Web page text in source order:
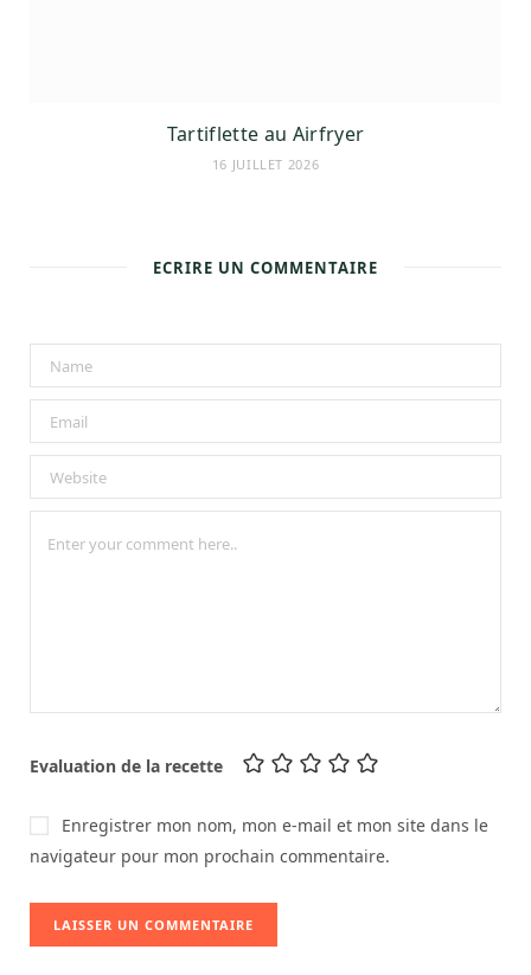
Tartiflette au Airfryer
16 JUILLET 2026
ECRIRE UN COMMENTAIRE
Evaluation de la recette
Enregistrer mon nom, mon e-mail et mon site dans le
navigateur pour mon prochain commentaire.